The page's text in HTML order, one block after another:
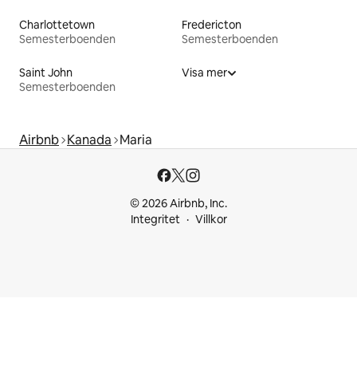
Charlottetown
Semesterboenden
Fredericton
Semesterboenden
Saint John
Semesterboenden
Visa mer
Airbnb Kanada Maria
© 2026 Airbnb, Inc.
Integritet
Villkor